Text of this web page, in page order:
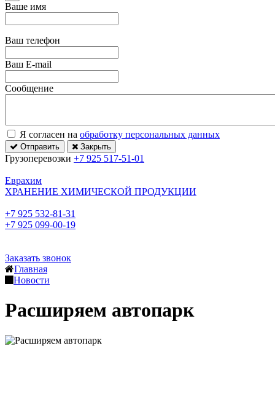
Ваше имя
Ваш телефон
Ваш E-mail
Сообщение
Я согласен на обработку персональных данных
Отправить Закрыть
Грузоперевозки +7 925 517-51-01
Еврахим
ХРАНЕНИЕ ХИМИЧЕСКОЙ ПРОДУКЦИИ
+7 925 532-81-31
+7 925 099-00-19
Заказать звонок
Главная
Новости
Расширяем автопарк